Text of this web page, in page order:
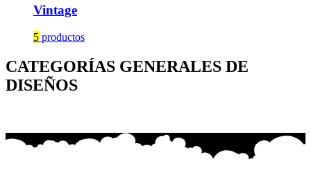
Vintage
5 productos
CATEGORÍAS GENERALES DE
DISEÑOS